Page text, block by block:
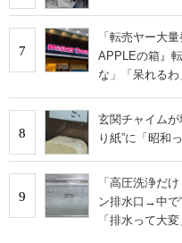
7
「転売ヤー大
APPLEの箱』
な」「呆れる
8
玄関チャイム
り紙”に「昭和
9
「高圧洗浄だ
ン排水口→中
「排水って大変